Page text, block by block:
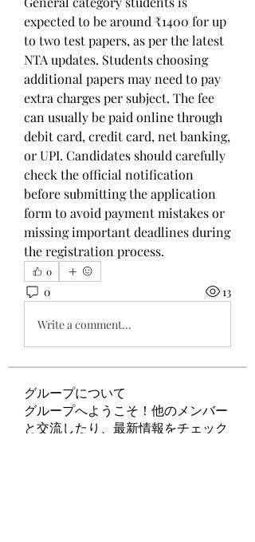
expected to be around ₹1400 for up
to two test papers, as per the latest
NTA updates. Students choosing
additional papers may need to pay
extra charges per subject. The fee
can usually be paid online through
debit card, credit card, net banking,
or UPI. Candidates should carefully
check the official notification
before submitting the application
form to avoid payment mistakes or
missing important deadlines during
the registration process.
0
0 13
Write a comment...
グループについて
グループへようこそ！他のメンバー
と交流したり、最新情報をチェック